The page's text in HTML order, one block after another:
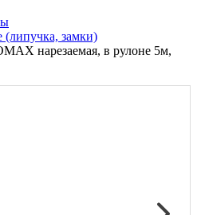
замки)
нарезаемая, в рулоне 5м,